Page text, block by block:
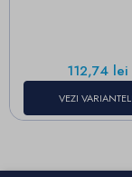
Pret
112,74 lei
VEZI